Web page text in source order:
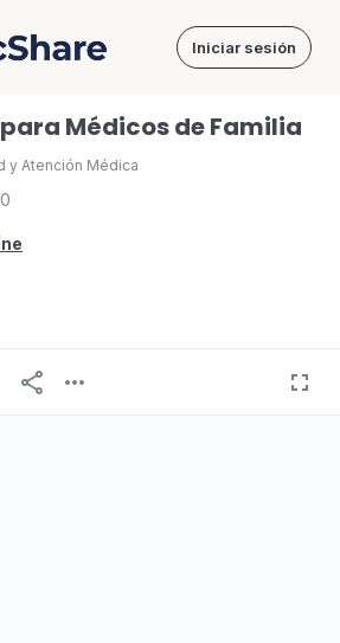
DocShare Iniciar sesión
Médicos de Familia
y Atención Médica
0